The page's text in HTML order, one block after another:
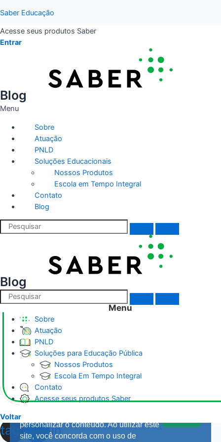
Esse site utiliza cookies para oferecer
uma melhor experiência de navegação,
analisar como você interage em nosso
personalizar o conteúdo. Ao utilizar este
site, você concorda com o uso de
Saber Educação
Acesse seus produtos Saber
Entrar
Blog
Menu
Sobre
Atuação
PNLD
Soluções Educacionais
Nossos Produtos
Escola em Tempo Integral
Contato
Blog
Blog
Menu
Sobre
Atuação
PNLD
Soluções para Educação Pública
Nossos Produtos
Escola Em Tempo Integral
Contato
Acesse seus produtos Saber
Voltar
Tecnologia
Um novo ano para você,
professora/professor! 02
aprendizagem dos alunos, especialmente por conta do cenário
herdado da pandemia de COVID-19, a coleção Retomadas é um
material de grande apoio para o professor e o próprio aluno em si.
Sobre a Saber
Atuação
PNLD
Soluções Educacionais
Contato
Red Baloon
Saraiva Educação
Governança corporativa
Canal confidencial Cogna
Manual Anticorrupção
Código de conduta
Linkedin